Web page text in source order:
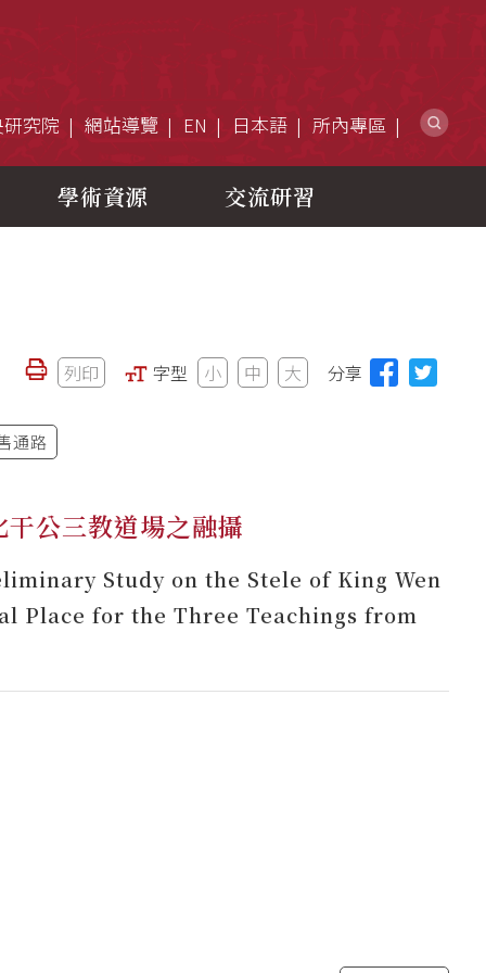
究院 網站導覽 EN 日本語 所內專區
學術資源 交流研習
列印 字型 小 中 大 分享
通路
公三教道場之融攝
Study on the Stele of King Wen
Place for the Three Teachings from